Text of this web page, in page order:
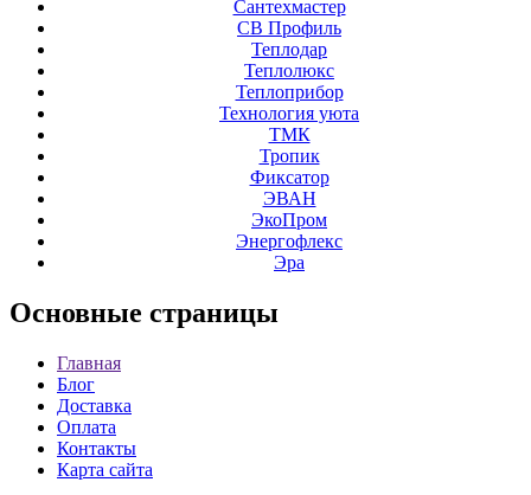
Сантехмастер
СВ Профиль
Теплодар
Теплолюкс
Теплоприбор
Технология уюта
ТМК
Тропик
Фиксатор
ЭВАН
ЭкоПром
Энергофлекс
Эра
Основные страницы
Главная
Блог
Доставка
Оплата
Контакты
Карта сайта